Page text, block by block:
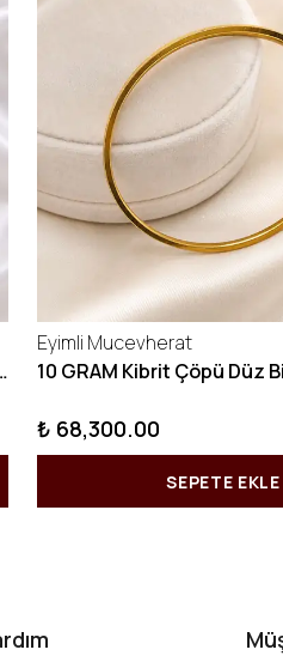
22 Ayar 22BLZ003
Eyimli Mucevherat
₺ 68,300.00
SEPETE EKLE